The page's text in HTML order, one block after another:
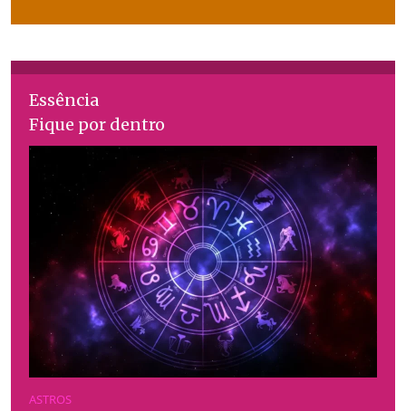
Essência
Fique por dentro
ASTROS